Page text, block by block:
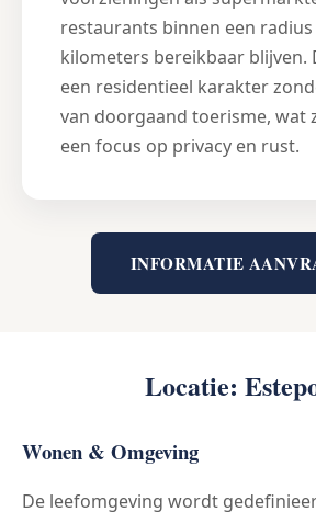
restaurants binnen een
kilometers bereikbaar blijven.
een residentieel karakter
van doorgaand toerisme, wat
een focus op privacy en rust.
INFORMATIE
Locatie:
Wonen & Omgeving
De leefomgeving wordt